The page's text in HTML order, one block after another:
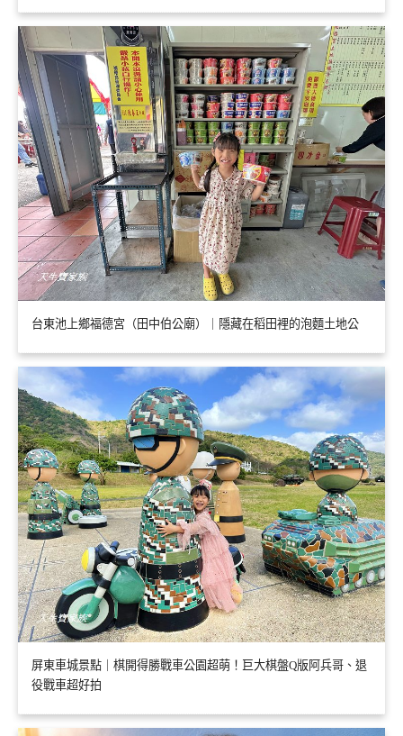
台東池上鄉福德宮（田中伯公廟）｜隱藏在稻田裡的泡麵土地公
屏東車城景點｜棋開得勝戰車公園超萌！巨大棋盤Q版阿兵哥、退
役戰車超好拍